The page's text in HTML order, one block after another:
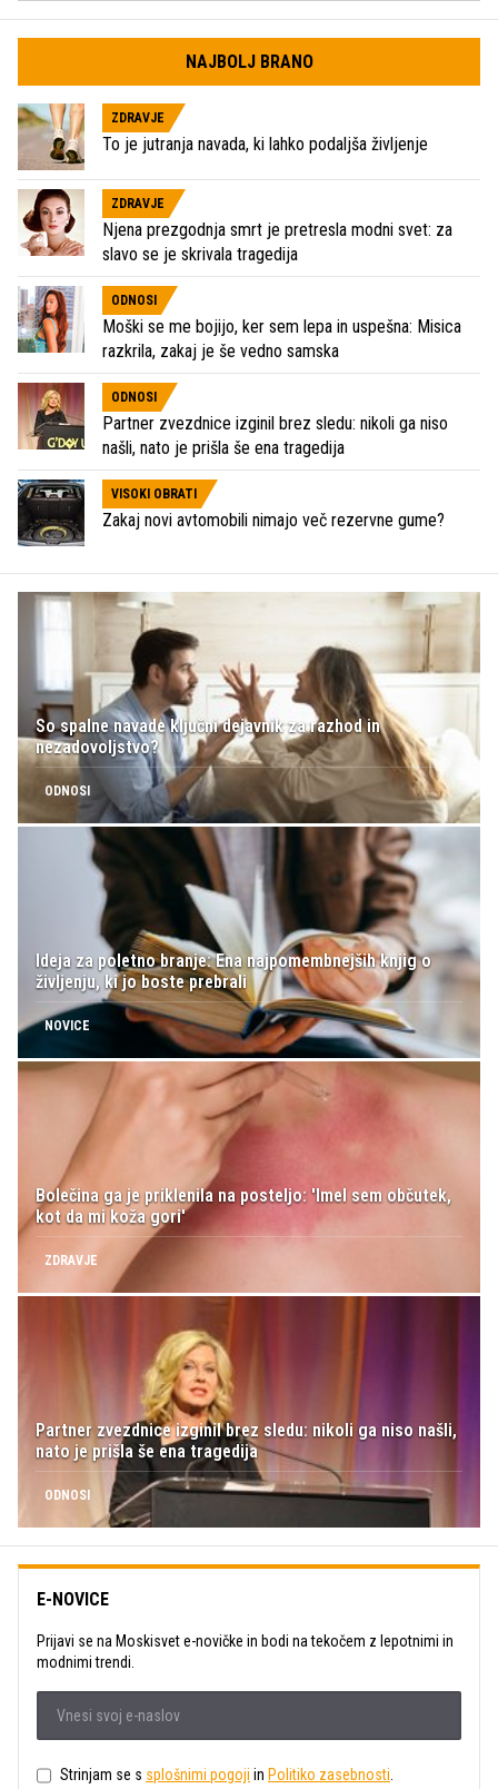
NAJBOLJ BRANO
ZDRAVJE
To je jutranja navada, ki lahko podaljša življenje
ZDRAVJE
Njena prezgodnja smrt je pretresla modni svet: za
slavo se je skrivala tragedija
ODNOSI
Moški se me bojijo, ker sem lepa in uspešna: Misica
razkrila, zakaj je še vedno samska
ODNOSI
Partner zvezdnice izginil brez sledu: nikoli ga niso
našli, nato je prišla še ena tragedija
VISOKI OBRATI
Zakaj novi avtomobili nimajo več rezervne gume?
So spalne navade ključni dejavnik za razhod in
nezadovoljstvo?
ODNOSI
Ideja za poletno branje: Ena najpomembnejših knjig o
življenju, ki jo boste prebrali
NOVICE
Bolečina ga je priklenila na posteljo: 'Imel sem občutek,
kot da mi koža gori'
ZDRAVJE
Partner zvezdnice izginil brez sledu: nikoli ga niso našli,
nato je prišla še ena tragedija
ODNOSI
E-NOVICE
Prijavi se na Moskisvet e-novičke in bodi na tekočem z lepotnimi in
modnimi trendi.
Strinjam se s splošnimi pogoji in Politiko zasebnosti.